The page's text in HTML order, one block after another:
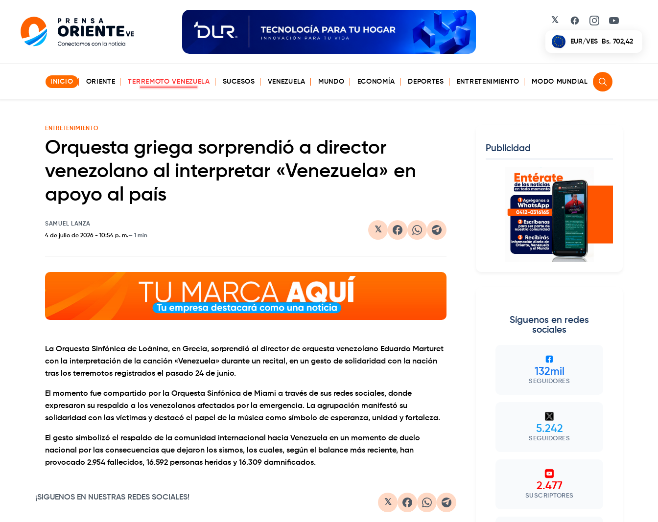
𝕏 Facebook
Instagram
YouTube
EUR/VES Bs. 702,42
INICIO ORIENTE TERREMOTO VENEZUELA SUCESOS VENEZUELA MUNDO ECONOMÍA DEPORTES ENTRETENIMIENTO MODO MUNDIAL
ENTRETENIMIENTO
Orquesta griega sorprendió a director
venezolano al interpretar «Venezuela» en
apoyo al país
SAMUEL LANZA
4 de julio de 2026 - 10:54 p. m. 1 min
𝕏
La Orquesta Sinfónica de Loánina, en Grecia, sorprendió al director de orquesta venezolano Eduardo Marturet
con la interpretación de la canción «Venezuela» durante un recital, en un gesto de solidaridad con la nación
tras los terremotos registrados el pasado 24 de junio.
El momento fue compartido por la Orquesta Sinfónica de Miami a través de sus redes sociales, donde
expresaron su respaldo a los venezolanos afectados por la emergencia. La agrupación manifestó su
solidaridad con las víctimas y destacó el papel de la música como símbolo de esperanza, unidad y fortaleza.
El gesto simbolizó el respaldo de la comunidad internacional hacia Venezuela en un momento de duelo
nacional por las consecuencias que dejaron los sismos, los cuales, según el balance más reciente, han
provocado 2.954 fallecidos, 16.592 personas heridas y 16.309 damnificados.
0:00 / 3:06
¡SIGUENOS EN NUESTRAS REDES SOCIALES!
𝕏
Publicidad
Síguenos en redes
sociales
132mil
SEGUIDORES
5.242
SEGUIDORES
2.477
SUSCRIPTORES